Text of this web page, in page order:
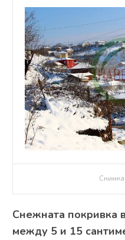
Снимка
Снежната покривка
между 5 и 15